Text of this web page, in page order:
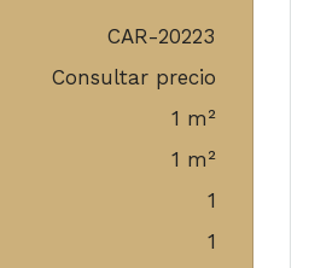
CAR-20223
Consultar precio
1 m²
1 m²
1
1